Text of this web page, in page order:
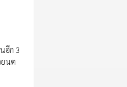
อีก 3
ยนต